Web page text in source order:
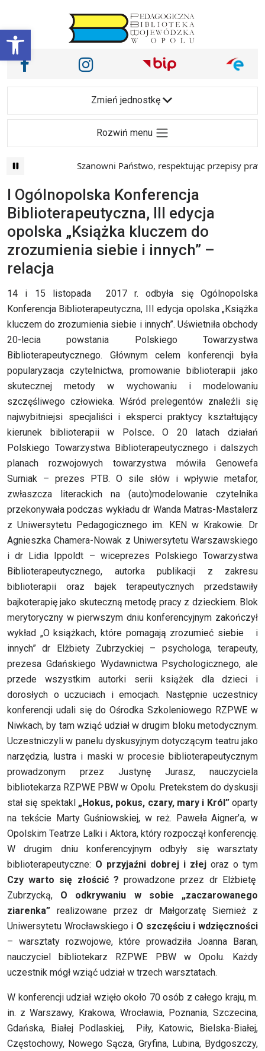
Otwórz pasek narzędzi
Main Navigation
Nasze media społecznościowe i inne
Facebook Instagram
Zmień jednostkę
Rozwiń menu
Szanowni Państwo, respektując przepisy prawa i
I Ogólnopolska Konferencja
Biblioterapeutyczna, III edycja
opolska „Książka kluczem do
zrozumienia siebie i innych” –
relacja
14 i 15 listopada 2017 r. odbyła się Ogólnopolska
Konferencja Biblioterapeutyczna, III edycja opolska „Książka
kluczem do zrozumienia siebie i innych”. Uświetniła obchody
20-lecia powstania Polskiego Towarzystwa
Biblioterapeutycznego. Głównym celem konferencji była
popularyzacja czytelnictwa, promowanie biblioterapii jako
skutecznej metody w wychowaniu i modelowaniu
szczęśliwego człowieka. Wśród prelegentów znaleźli się
najwybitniejsi specjaliści i eksperci praktycy kształtujący
kierunek biblioterapii w Polsce.O 20 latach działań
Polskiego Towarzystwa Biblioterapeutycznego i dalszych
planach rozwojowych towarzystwa mówiła Genowefa
Surniak – prezes PTB. O sile słów i wpływie metafor,
zwłaszcza literackich na (auto)modelowanie czytelnika
przekonywała podczas wykładu dr Wanda Matras-Mastalerz
z Uniwersytetu Pedagogicznego im. KEN w Krakowie. Dr
Agnieszka Chamera-Nowak z Uniwersytetu Warszawskiego
i dr Lidia Ippoldt – wiceprezes Polskiego Towarzystwa
Biblioterapeutycznego, autorka publikacji z zakresu
biblioterapii oraz bajek terapeutycznych przedstawiły
bajkoterapię jako skuteczną metodę pracy z dzieckiem. Blok
merytoryczny w pierwszym dniu konferencyjnym zakończył
wykład „O książkach, które pomagają zrozumieć siebie i
innych” dr Elżbiety Zubrzyckiej – psychologa, terapeuty,
prezesa Gdańskiego Wydawnictwa Psychologicznego, ale
przede wszystkim autorki serii książek dla dzieci i
dorosłych o uczuciach i emocjach. Następnie uczestnicy
konferencji udali się do Ośrodka Szkoleniowego RZPWE w
Niwkach, by tam wziąć udział w drugim bloku metodycznym.
Uczestniczyli w panelu dyskusyjnym dotyczącym teatru jako
narzędzia, lustra i maski w procesie biblioterapeutycznym
prowadzonym przez Justynę Jurasz, nauczyciela
bibliotekarza RZPWE PBW w Opolu. Pretekstem do dyskusji
stał się spektakl „Hokus, pokus, czary, mary i Król”oparty
na tekście Marty Guśniowskiej, w reż. Paweła Aigner’a, w
Opolskim Teatrze Lalki i Aktora, który rozpoczął konferencję.
W drugim dniu konferencyjnym odbyły się warsztaty
biblioterapeutyczne: O przyjaźni dobrej i złej oraz o tym
Czy warto się złościć ? prowadzone przez dr Elżbietę
Zubrzycką, O odkrywaniu w sobie „zaczarowanego
ziarenka” realizowane przez dr Małgorzatę Siemież z
Uniwersytetu Wrocławskiego i O szczęściu i wdzięczności
– warsztaty rozwojowe, które prowadziła Joanna Baran,
nauczyciel bibliotekarz RZPWE PBW w Opolu. Każdy
uczestnik mógł wziąć udział w trzech warsztatach.
W konferencji udział wzięło około 70 osób z całego kraju, m.
in. z Warszawy, Krakowa, Wrocławia, Poznania, Szczecina,
Gdańska, Białej Podlaskiej, Piły, Katowic, Bielska-Białej,
Częstochowy, Nowego Sącza, Gryfina, Lubina, Bydgoszczy,